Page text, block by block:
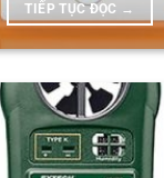
TIẾP TỤC ĐỌC →